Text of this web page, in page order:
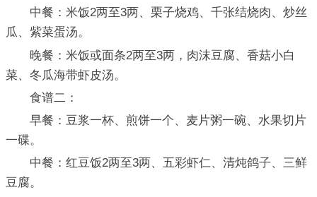
中餐：米饭2两至3两、栗子烧鸡、千张结烧肉、炒丝
瓜、紫菜蛋汤。
晚餐：米饭或面条2两至3两，肉沫豆腐、香菇小白
菜、冬瓜海带虾皮汤。
食谱二：
早餐：豆浆一杯、煎饼一个、麦片粥一碗、水果切片
一碟。
中餐：红豆饭2两至3两、五彩虾仁、清炖鸽子、三鲜
豆腐。